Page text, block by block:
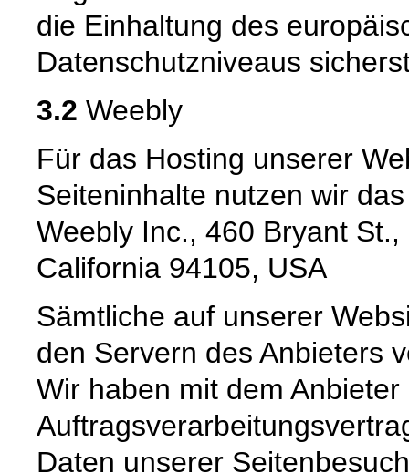
die Einhaltung des
Datenschutzniveaus
3.2 Weebly
Für das Hosting unserer
Seiteninhalte nutzen wir
Weebly Inc., 460 Bryant
California 94105, USA
Sämtliche auf unserer
den Servern des Anbieters
Wir haben mit dem Anbieter
Daten unserer